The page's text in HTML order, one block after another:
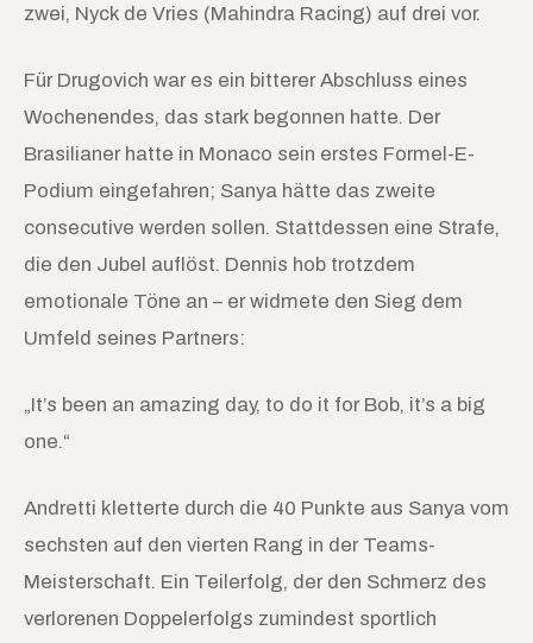
zwei, Nyck de Vries (Mahindra Racing) auf drei vor.
Für Drugovich war es ein bitterer Abschluss eines
Wochenendes, das stark begonnen hatte. Der
Brasilianer hatte in Monaco sein erstes Formel-E-
Podium eingefahren; Sanya hätte das zweite
consecutive werden sollen. Stattdessen eine Strafe,
die den Jubel auflöst. Dennis hob trotzdem
emotionale Töne an – er widmete den Sieg dem
Umfeld seines Partners:
„It’s been an amazing day, to do it for Bob, it’s a big
one.“
Andretti kletterte durch die 40 Punkte aus Sanya vom
sechsten auf den vierten Rang in der Teams-
Meisterschaft. Ein Teilerfolg, der den Schmerz des
verlorenen Doppelerfolgs zumindest sportlich